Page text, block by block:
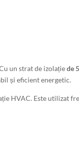
un strat de izolațiede
și eficient energetic.
HVAC. Este utilizat